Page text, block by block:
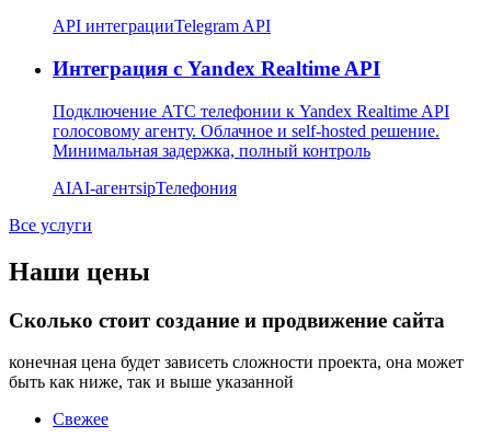
API интеграцииTelegram API
Интеграция с Yandex Realtime API
Подключение АТС телефонии к Yandex Realtime API
голосовому агенту. Облачное и self-hosted решение.
Минимальная задержка, полный контроль
AIAI-агентsipТелефония
Все услуги
Наши цены
Сколько стоит создание и продвижение сайта
конечная цена будет зависеть сложности проекта, она может
быть как ниже, так и выше указанной
Свежее